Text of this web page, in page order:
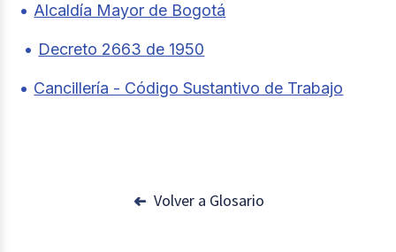
Alcaldía Mayor de Bogotá
Decreto 2663 de 1950
Cancillería - Código Sustantivo de Trabajo
Volver a Glosario